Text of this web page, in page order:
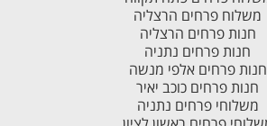
משלוח פרחים הרצליה
חנות פרחים הרצליה
חנות פרחים נתניה
חנות פרחים אלפי מנשה
חנות פרחים כוכב יאיר
משלוחי פרחים נתניה